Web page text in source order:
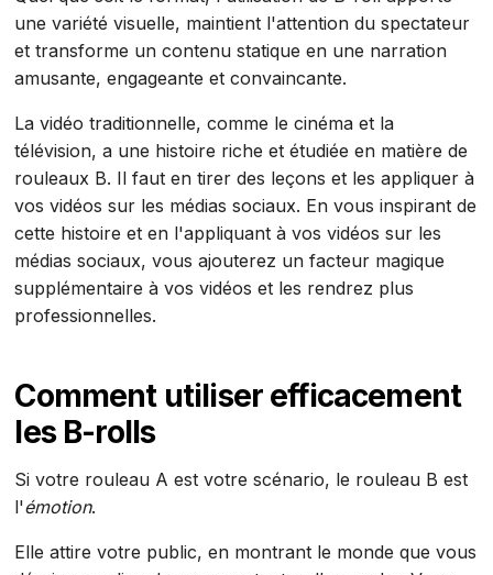
une variété visuelle, maintient l'attention du spectateur
et transforme un contenu statique en une narration
amusante, engageante et convaincante.
La vidéo traditionnelle, comme le cinéma et la
télévision, a une histoire riche et étudiée en matière de
rouleaux B. Il faut en tirer des leçons et les appliquer à
vos vidéos sur les médias sociaux. En vous inspirant de
cette histoire et en l'appliquant à vos vidéos sur les
médias sociaux, vous ajouterez un facteur magique
supplémentaire à vos vidéos et les rendrez plus
professionnelles.
Comment utiliser efficacement
les B-rolls
Si votre rouleau A est votre scénario, le rouleau B est
l'émotion.
Elle attire votre public, en montrant le monde que vous